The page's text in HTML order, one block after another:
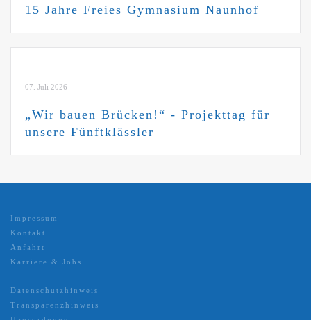
15 Jahre Freies Gymnasium Naunhof
07. Juli 2026
„Wir bauen Brücken!“ - Projekttag für
unsere Fünftklässler
Impressum
Kontakt
Anfahrt
Karriere & Jobs
Datenschutzhinweis
Transparenzhinweis